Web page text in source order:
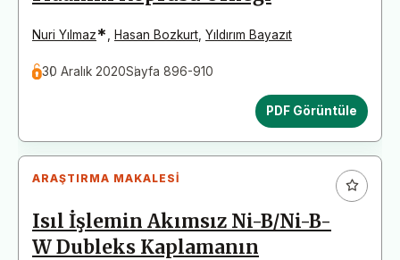
Nuri Yılmaz* Hasan Bozkurt Yıldırım Bayazıt
30 Aralık 2020Sayfa 896-910
PDF Görüntüle
ARAŞTIRMA MAKALESI
Isıl İşlemin Akımsız Ni-B/Ni-B-
W Dubleks Kaplamanın